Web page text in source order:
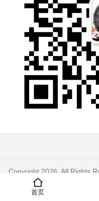
Copyright 2026. All Rights
加
首页